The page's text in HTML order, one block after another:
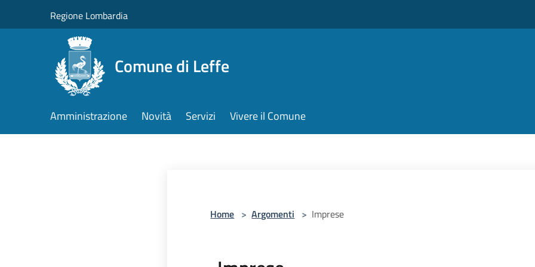
Regione Lombardia
Comune di Leffe
Amministrazione Novità Servizi Vivere il Comune
Home > Argomenti > Imprese